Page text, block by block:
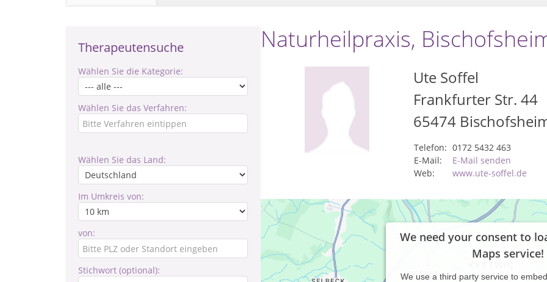
Therapeutensuche
Wählen Sie die Kategorie:
Wählen Sie das Verfahren:
Wählen Sie das Land:
Im Umkreis von:
von:
Stichwort (optional):
Naturheilpraxis,
Ute Soffel
Frankfurter Str. 44
65474
Telefon: 0172 5432 463
E-Mail:
E-Mail senden
Web:
www.ute-soffel.de
We need your consent to
Maps service!
We use a third party service to